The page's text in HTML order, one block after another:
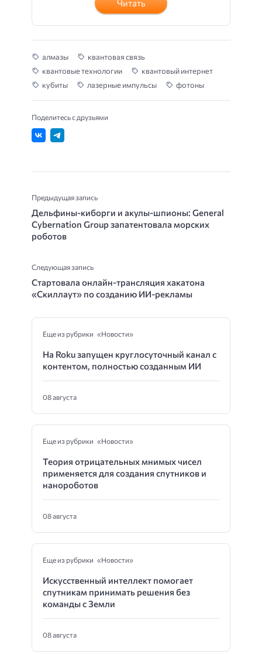
Читать
алмазы
квантовая связь
квантовые технологии
квантовый интернет
кубиты
лазерные импульсы фотоны
Поделитесь с друзьями
Предыдущая запись
Дельфины-киборги и акулы-шпионы: General
Cybernation Group запатентовала морских
роботов
Следующая запись
Стартовала онлайн-трансляция хакатона
«Скиллаут» по созданию ИИ-рекламы
Еще из рубрики «Новости»
На Roku запущен круглосуточный канал с
контентом, полностью созданным ИИ
08 августа
Еще из рубрики «Новости»
Теория отрицательных мнимых чисел
применяется для создания спутников и
нанороботов
08 августа
Еще из рубрики «Новости»
Искусственный интеллект помогает
спутникам принимать решения без
команды с Земли
08 августа